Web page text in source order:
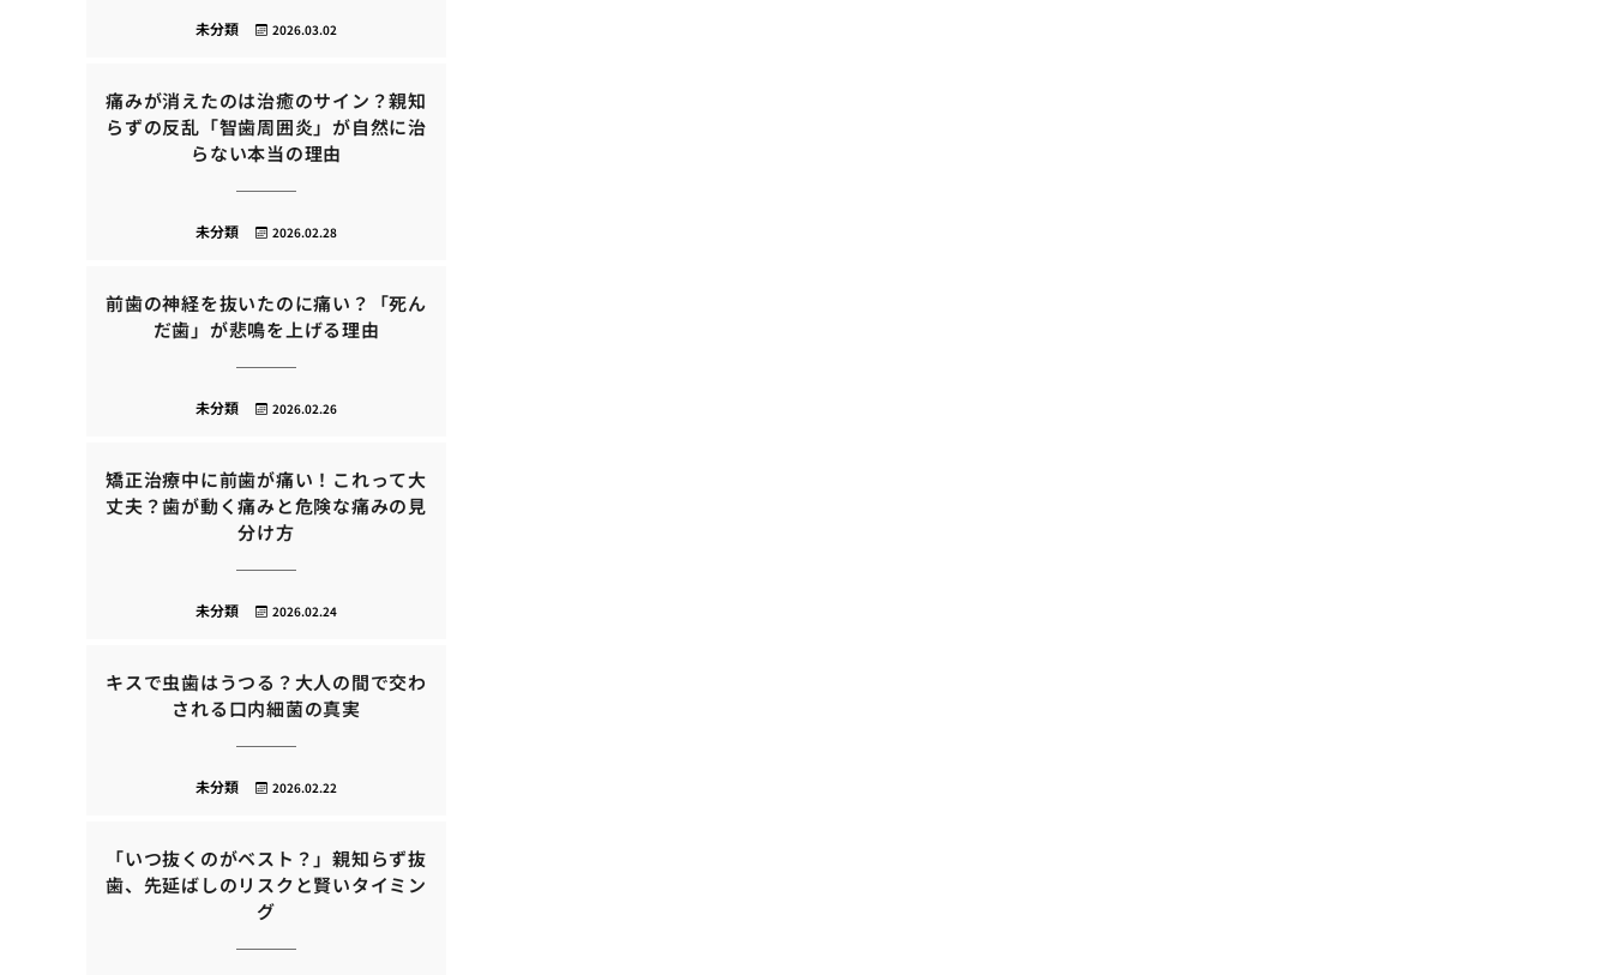
2026.03.02
未分類
痛みが消えたのは治癒のサイン？親知
らずの反乱「智歯周囲炎」が自然に治
らない本当の理由
2026.02.28
未分類
前歯の神経を抜いたのに痛い？「死ん
だ歯」が悲鳴を上げる理由
2026.02.26
未分類
矯正治療中に前歯が痛い！これって大
丈夫？歯が動く痛みと危険な痛みの見
分け方
2026.02.24
未分類
キスで虫歯はうつる？大人の間で交わ
される口内細菌の真実
2026.02.22
未分類
「いつ抜くのがベスト？」親知らず抜
歯、先延ばしのリスクと賢いタイミン
グ